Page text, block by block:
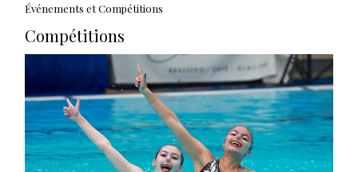
Événements et Compétitions
Compétitions